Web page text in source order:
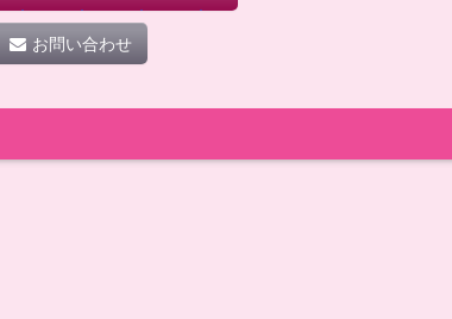
お問い合わせ